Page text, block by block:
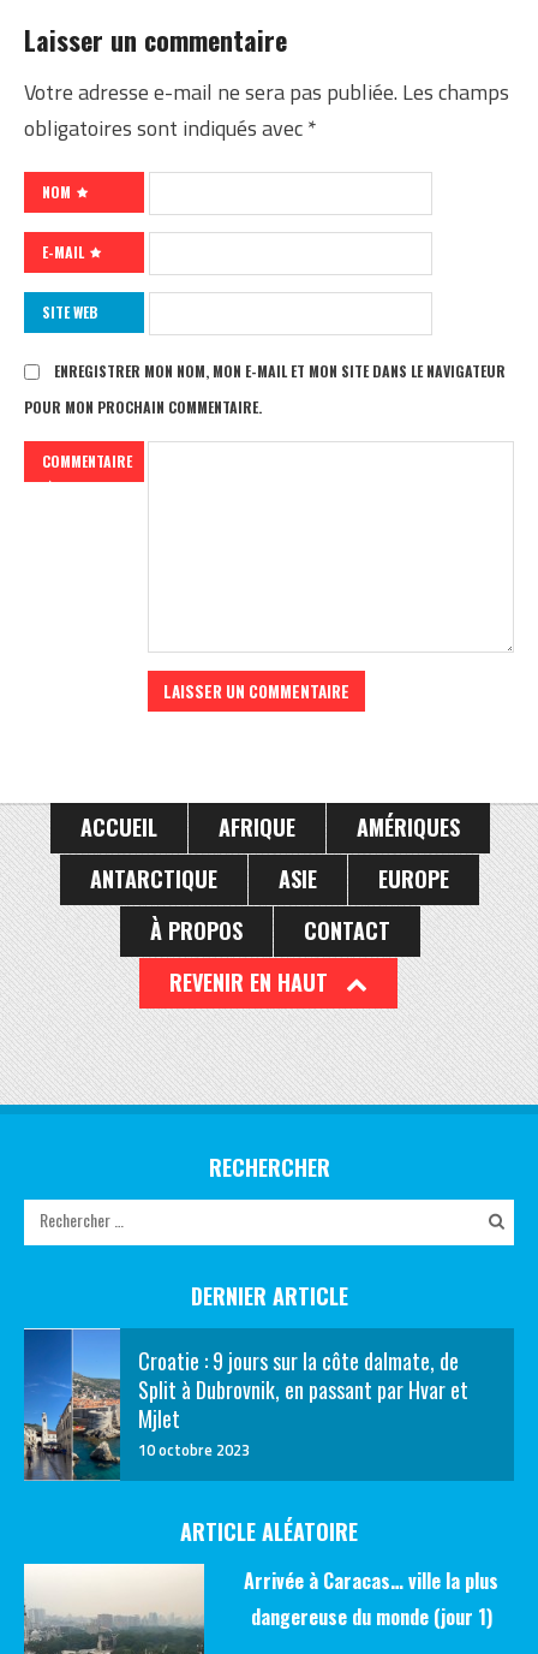
Laisser un commentaire
Votre adresse e-mail ne sera pas publiée. Les champs
obligatoires sont indiqués avec*
NOM
E-MAIL
SITE WEB
ENREGISTRER MON NOM, MON E-MAIL ET MON SITE DANS LE NAVIGATEUR
POUR MON PROCHAIN COMMENTAIRE.
COMMENTAIRE
ACCUEIL AFRIQUE
AMÉRIQUES
ANTARCTIQUE
ASIE
EUROPE
À PROPOS
CONTACT
REVENIR EN HAUT
RECHERCHER
DERNIER ARTICLE
Croatie : 9 jours sur la côte dalmate, de
Split à Dubrovnik, en passant par Hvar et
Mjlet
10 octobre 2023
ARTICLE ALÉATOIRE
Arrivée à Caracas… ville la plus
dangereuse du monde (jour 1)